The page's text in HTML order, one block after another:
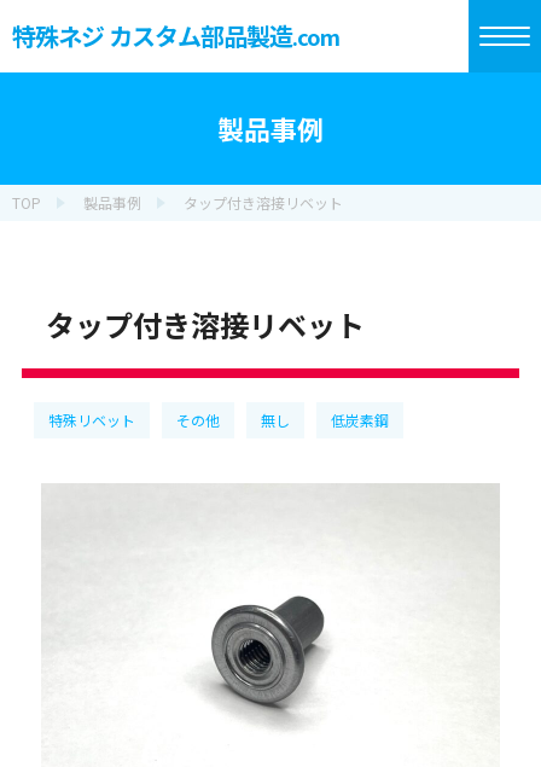
特殊ネジ カスタム部品製造.com
製品事例
TOP 製品事例 タップ付き溶接リベット
タップ付き溶接リベット
特殊リベット その他 無し 低炭素鋼